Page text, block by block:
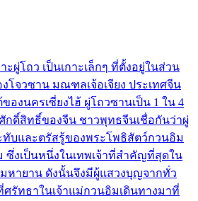
ะผู่โถว เป็นเกาะเล็กๆ ที่ตั้งอยู่ในส่วน
โจวซาน มณฑลเจ้อเจียง ประเทศจีน
องนครเซี่ยงไฮ้ ผู่โถวซานเป็น 1 ใน 4
กดิ์สิทธิ์ของจีน ชาวพุทธจีนเชื่อกันว่าผู่
ทับและตรัสรู้ของพระโพธิสัตว์กวนอิม
ซึ่งเป็นหนึ่งในเทพเจ้าที่สำคัญที่สุดใน
หายาน ดังนั้นจึงมีผู้แสวงบุญจากทั่ว
ศรัทธาในเจ้าแม่กวนอิมเดินทางมาที่